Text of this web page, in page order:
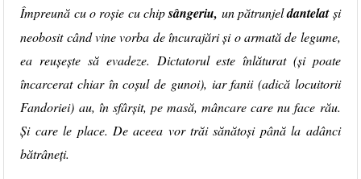
Împreună cu o roșie cu chipsângeriu, un pătrunjeldantelatși
neobosit când vine vorba de încurajări și o armată de legume,
ea reușește să evadeze. Dictatorul este înlăturat (și poate
încarcerat chiar în coșul de gunoi), iar fanii (adică locuitorii
Fandoriei) au, în sfârșit, pe masă, mâncare care nu face rău.
Și care le place. De aceea vor trăi sănătoși până la adânci
bătrâneți.